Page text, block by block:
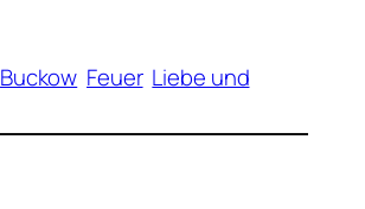
Buckow Feuer Liebe und